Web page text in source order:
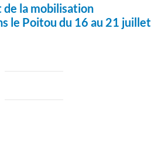
la mobilisation
le Poitou du 16 au 21 juillet